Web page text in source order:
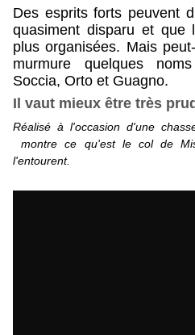
Des esprits forts peuvent
quasiment disparu et que
plus organisées. Mais
murmure quelques
Soccia, Orto et Guagno.
Il vaut mieux être très
Réalisé à l'occasion d'une
montre ce qu'est le col de
l'entourent.